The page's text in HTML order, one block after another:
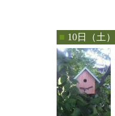
■ 10日（土）